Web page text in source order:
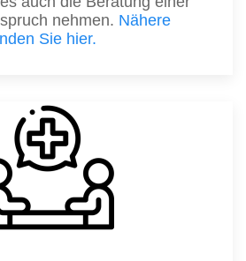
nehmen. Nähere
Sie hier.